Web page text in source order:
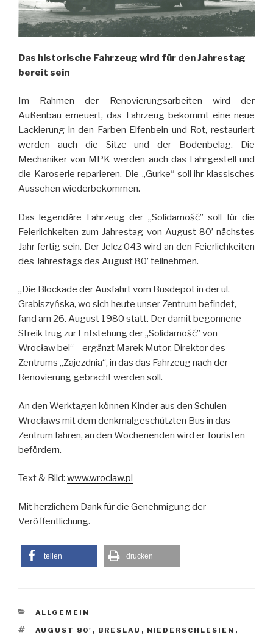
Das historische Fahrzeug wird für den Jahrestag
bereit sein
Im Rahmen der Renovierungsarbeiten wird der
Außenbau erneuert, das Fahrzeug bekommt eine neue
Lackierung in den Farben Elfenbein und Rot, restauriert
werden auch die Sitze und der Bodenbelag. Die
Mechaniker von MPK werden auch das Fahrgestell und
die Karoserie reparieren. Die „Gurke“ soll ihr klassisches
Aussehen wiederbekommen.
Das legendäre Fahrzeug der „Solidarność” soll für die
Feierlichkeiten zum Jahrestag von August 80’ nächstes
Jahr fertig sein. Der Jelcz 043 wird an den Feierlichkeiten
des Jahrestags des August 80’ teilnehmen.
„Die Blockade der Ausfahrt vom Busdepot in der ul.
Grabiszyńska, wo sich heute unser Zentrum befindet,
fand am 26. August 1980 statt. Der damit begonnene
Streik trug zur Entstehung der „Solidarność” von
Wrocław bei“ – ergänzt Marek Mutor, Direktor des
Zentrums „Zajezdnia“, in das das Fahrzeug nach der
Renovierung gebracht werden soll.
An den Werktagen können Kinder aus den Schulen
Wrocławs mit dem denkmalgeschützten Bus in das
Zentrum fahren, an den Wochenenden wird er Touristen
befördern.
Text & Bild: www.wroclaw.pl
Mit herzlichem Dank für die Genehmigung der
Veröffentlichung.
teilen drucken
KATEGORIEN
ALLGEMEIN
SCHLAGWÖRTER
AUGUST 80' , BRESLAU , NIEDERSCHLESIEN ,